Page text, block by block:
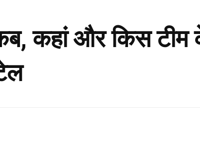
कहां और किस टीम